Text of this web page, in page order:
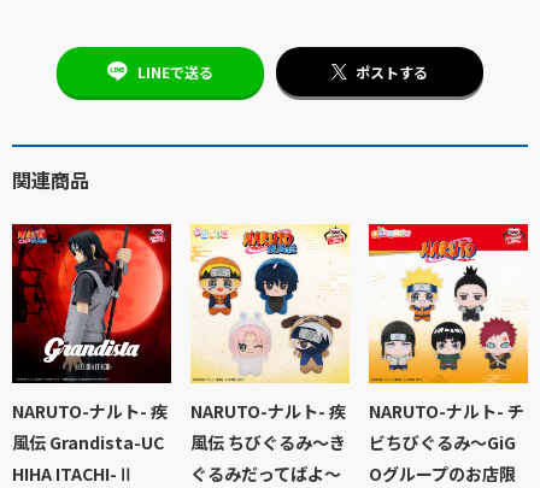
LINEで送る ポストする
関連商品
NARUTO-ナルト- 疾
風伝 Grandista-UC
HIHA ITACHI-Ⅱ
NARUTO-ナルト- 疾
風伝 ちびぐるみ～き
ぐるみだってばよ～
NARUTO-ナルト- チ
ビちびぐるみ〜GiG
Oグループのお店限